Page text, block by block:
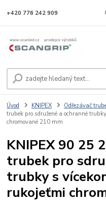
+420 776 242 909
Úvod KNIPEX Odřezávač
trubek pro sdružené a ochranné
chromované 210 mm
KNIPEX 90 25
trubek pro
trubky s
rukojeťmi